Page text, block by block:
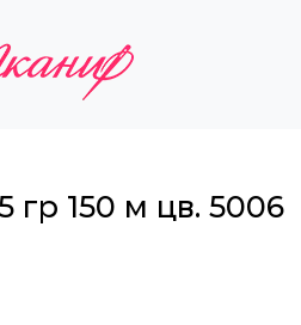
гр 150 м цв. 5006